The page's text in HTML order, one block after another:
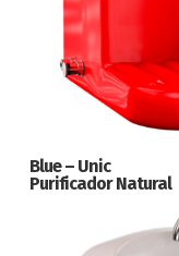
Blue – Unic
Purificador Natural